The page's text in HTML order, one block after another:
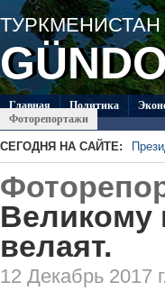
ТУРКМЕНИСТАН
Главная Политикa
Фоторепортажи
СЕГОДНЯ НА САЙТЕ:
В
Великому
велаят.
12 Декабрь 2017